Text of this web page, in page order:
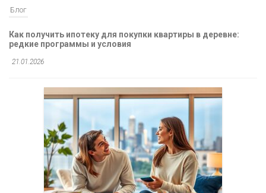
Блог
Как получить ипотеку для покупки квартиры в деревне:
редкие программы и условия
21.01.2026